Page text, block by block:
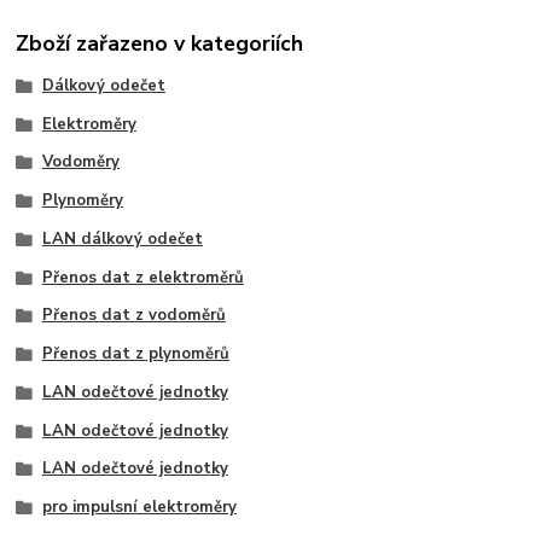
Zboží zařazeno v kategoriích
Dálkový odečet
Elektroměry
Vodoměry
Plynoměry
LAN dálkový odečet
Přenos dat z elektroměrů
Přenos dat z vodoměrů
Přenos dat z plynoměrů
LAN odečtové jednotky
LAN odečtové jednotky
LAN odečtové jednotky
pro impulsní elektroměry